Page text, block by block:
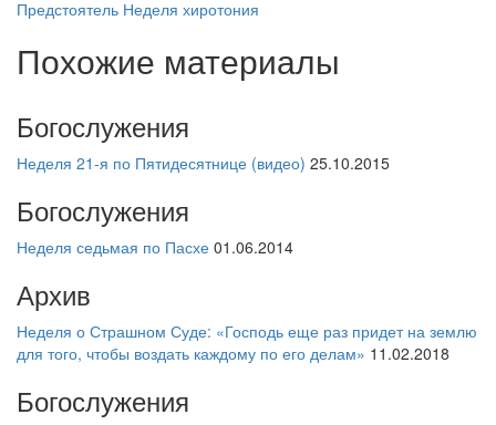
Предстоятель Неделя хиротония
Похожие материалы
Богослужения
Неделя 21-я по Пятидесятнице (видео) 25.10.2015
Богослужения
Неделя седьмая по Пасхе 01.06.2014
Архив
Неделя о Страшном Суде: «Господь еще раз придет на землю
для того, чтобы воздать каждому по его делам» 11.02.2018
Богослужения